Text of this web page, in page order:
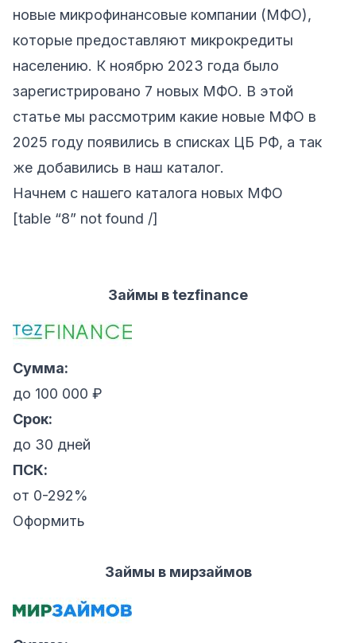
новые микрофинансовые компании (МФО),
которые предоставляют микрокредиты
населению. К ноябрю 2023 года было
зарегистрировано 7 новых МФО. В этой
статье мы рассмотрим какие новые МФО в
2025 году появились в списках ЦБ РФ, а так
же добавились в наш каталог.
Начнем с нашего каталога новых МФО
[table “8” not found /]
Займы в tezfinance
Сумма:
до 100 000 ₽
Срок:
до 30 дней
ПСК:
от 0-292%
Оформить
Займы в мирзаймов